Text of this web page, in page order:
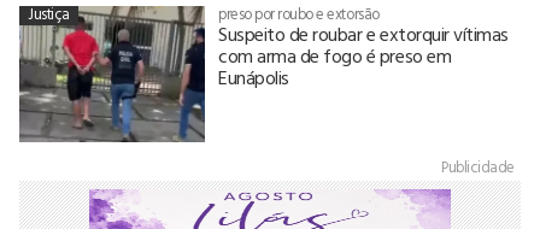
Justiça preso por roubo e extorsão
Suspeito de roubar e extorquir vítimas
com arma de fogo é preso em
Eunápolis
Publicidade